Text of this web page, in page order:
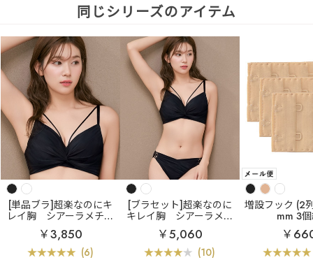
同じシリーズのアイテム
[単品ブラ]超楽なのにキ
レイ胸
シアーラメチュ
ール aimerfeel楽ブラ(R)
単品ブラジャー
￥3,850
(6)
[ブラセット]超楽なのに
キレイ胸
シアーラメチ
ュール aimerfeel楽ブラ
(R) ブラジャー&ショーツ
￥5,060
(10)
増設フック (2
mm 3
￥